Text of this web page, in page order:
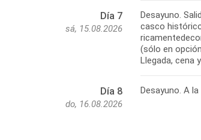
Día 7
sá, 15.08.2026
Desayuno.
casco
(sólo en
Llegada, cena
Día 8
do, 16.08.2026
Desayuno. A